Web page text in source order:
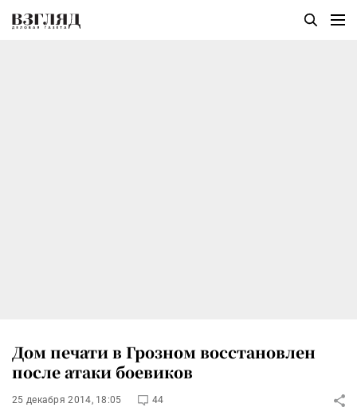
Дом печати в Грозном восстановлен
после атаки боевиков
25 декабря 2014, 18:05 44